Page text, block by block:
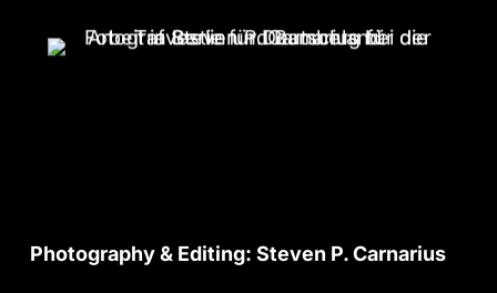
Photography & Editing: Steven P. Carnarius